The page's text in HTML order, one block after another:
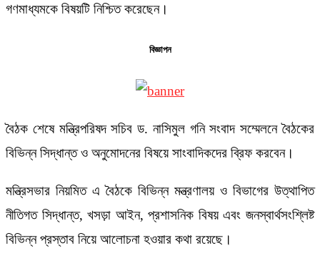
গণমাধ্যমকে বিষয়টি নিশ্চিত করেছেন।
বিজ্ঞাপন
বৈঠক শেষে মন্ত্রিপরিষদ সচিব ড. নাসিমুল গনি সংবাদ সম্মেলনে বৈঠকের
বিভিন্ন সিদ্ধান্ত ও অনুমোদনের বিষয়ে সাংবাদিকদের ব্রিফ করবেন।
মন্ত্রিসভার নিয়মিত এ বৈঠকে বিভিন্ন মন্ত্রণালয় ও বিভাগের উত্থাপিত
নীতিগত সিদ্ধান্ত, খসড়া আইন, প্রশাসনিক বিষয় এবং জনস্বার্থসংশ্লিষ্ট
বিভিন্ন প্রস্তাব নিয়ে আলোচনা হওয়ার কথা রয়েছে।